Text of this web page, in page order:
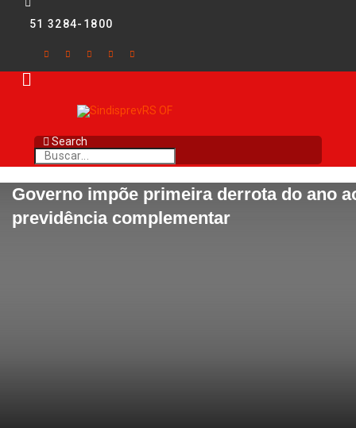
51 3284-1800
Search
Governo impõe primeira derrota do ano
previdência complementar